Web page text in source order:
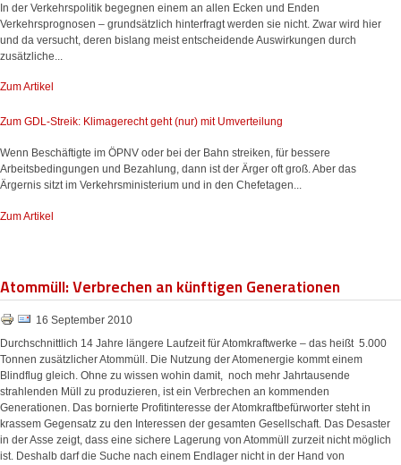
In der Verkehrspolitik begegnen einem an allen Ecken und Enden
Verkehrsprognosen – grundsätzlich hinterfragt werden sie nicht. Zwar wird hier
und da versucht, deren bislang meist entscheidende Auswirkungen durch
zusätzliche...
Zum Artikel
Zum GDL-Streik: Klimagerecht geht (nur) mit Umverteilung
Wenn Beschäftigte im ÖPNV oder bei der Bahn streiken, für bessere
Arbeitsbedingungen und Bezahlung, dann ist der Ärger oft groß. Aber das
Ärgernis sitzt im Verkehrsministerium und in den Chefetagen...
Zum Artikel
Atommüll: Verbrechen an künftigen Generationen
16 September 2010
Durchschnittlich 14 Jahre längere Laufzeit für Atomkraftwerke – das heißt 5.000
Tonnen zusätzlicher Atommüll. Die Nutzung der Atomenergie kommt einem
Blindflug gleich. Ohne zu wissen wohin damit, noch mehr Jahrtausende
strahlenden Müll zu produzieren, ist ein Verbrechen an kommenden
Generationen. Das bornierte Profitinteresse der Atomkraftbefürworter steht in
krassem Gegensatz zu den Interessen der gesamten Gesellschaft. Das Desaster
in der Asse zeigt, dass eine sichere Lagerung von Atommüll zurzeit nicht möglich
ist. Deshalb darf die Suche nach einem Endlager nicht in der Hand von